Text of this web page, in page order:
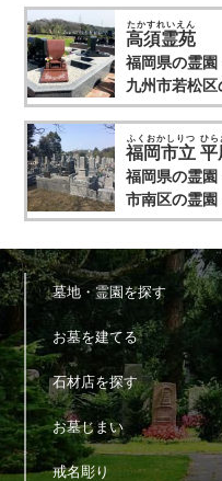
な内容）の上、ご連絡を
高須霊苑
たかすれいえん
福岡県の霊園
九州市若松
福岡市立 平
ふくおかしりつ ひら
福岡県の霊園
市南区の霊園
墓地・霊園を探す
お墓を建てる
石材店を探す
お墓じまい
戒名彫り